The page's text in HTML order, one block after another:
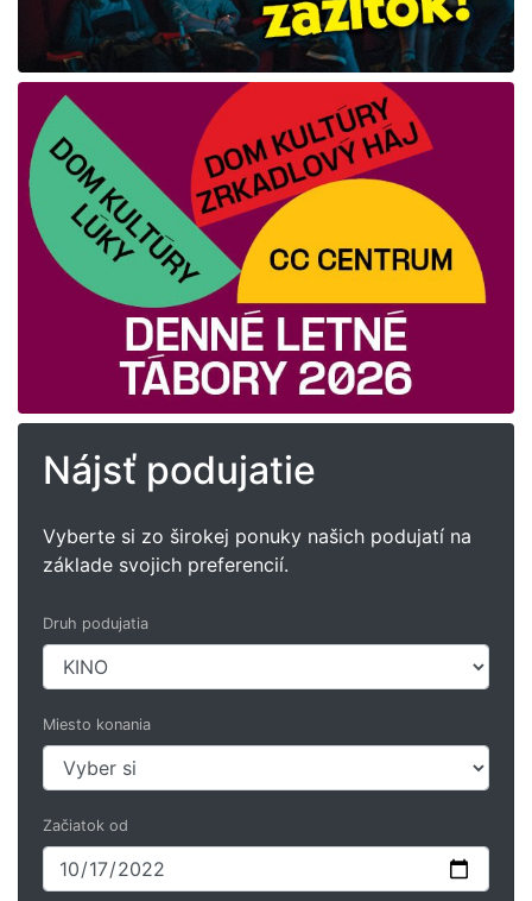
Nájsť podujatie
Vyberte si zo širokej ponuky našich podujatí na
základe svojich preferencií.
Druh podujatia
Miesto konania
Začiatok od